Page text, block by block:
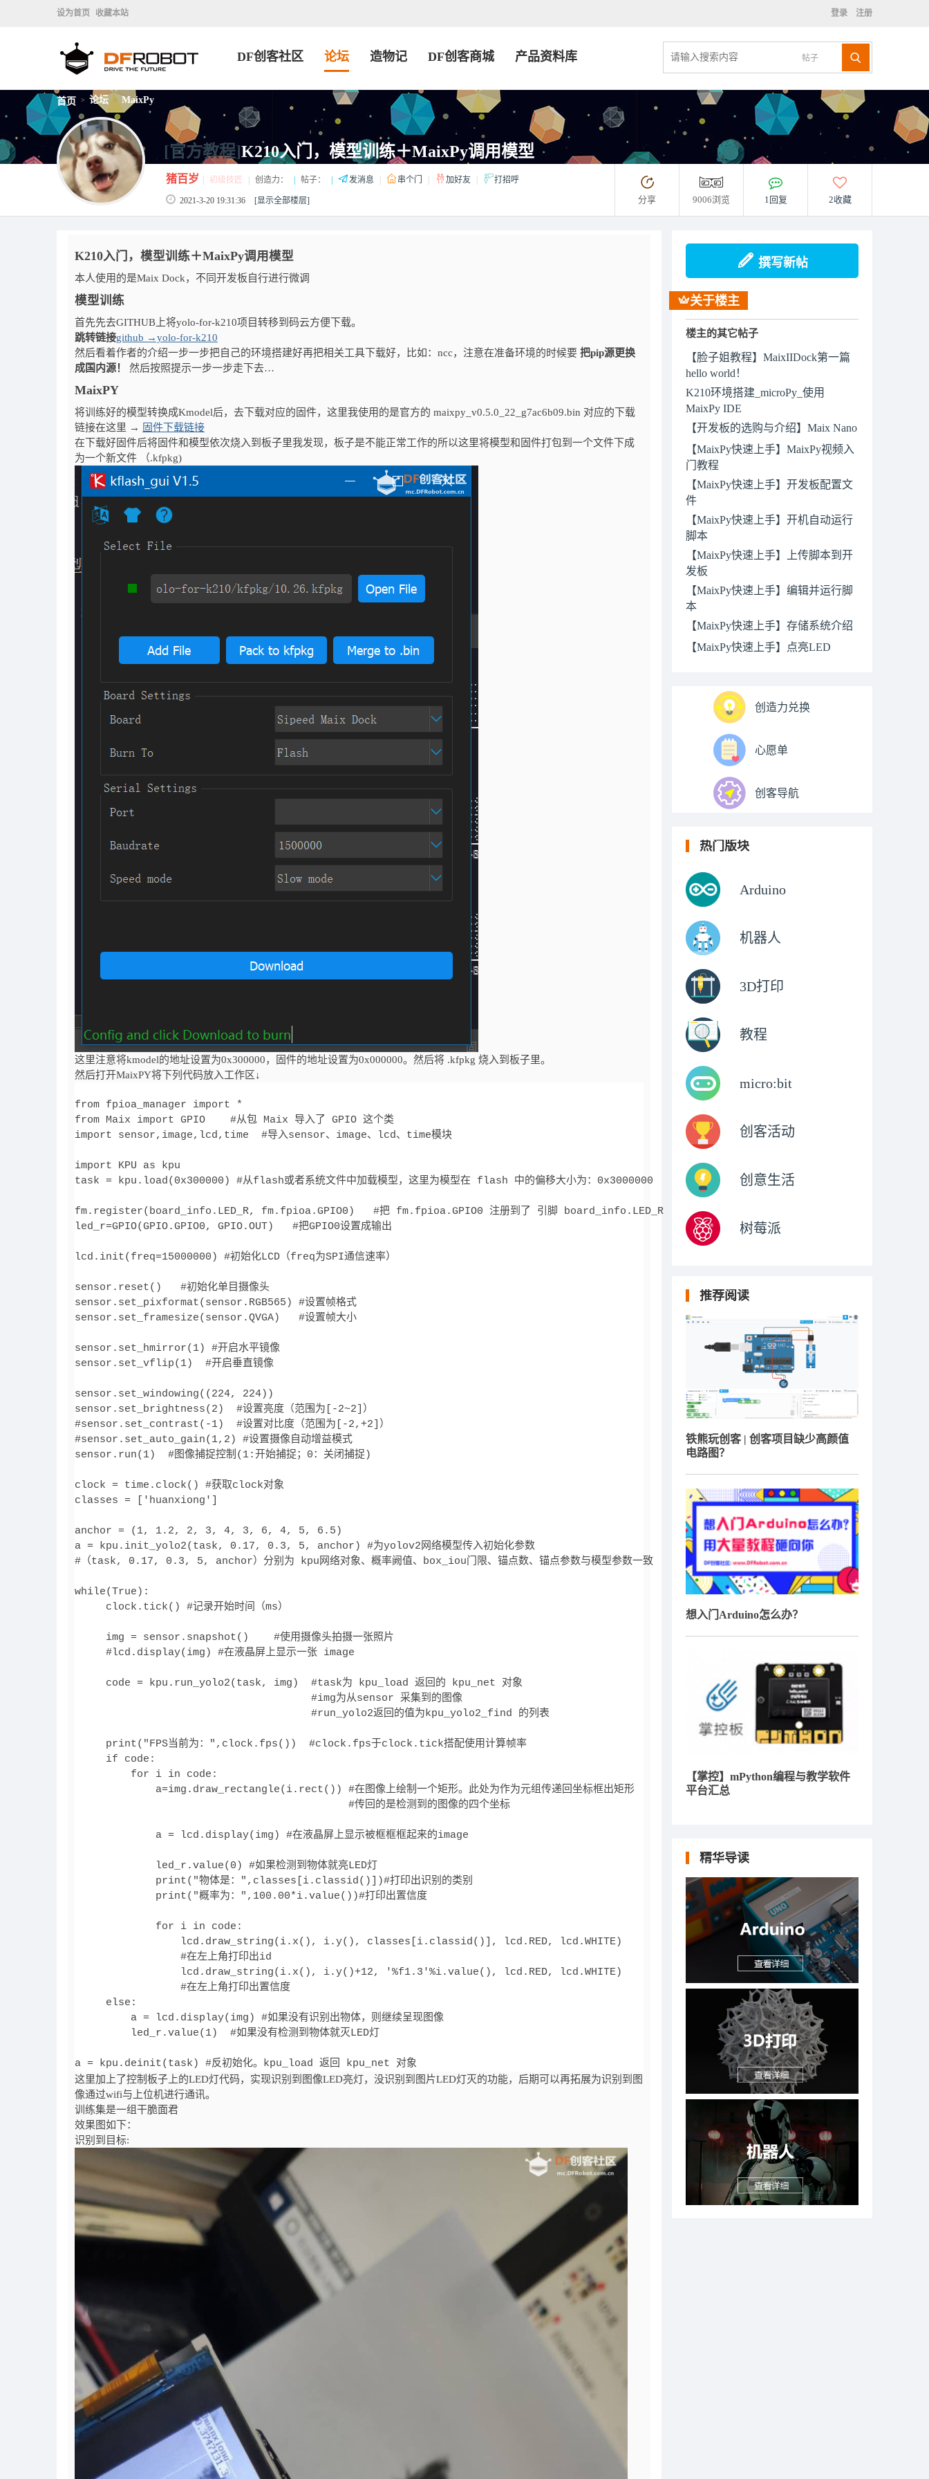
设为首页 收藏本站 登录 注册
帖子
DF创客社区 论坛 造物记 DF创客商城 产品资料库
首页 > 论坛 > MaixPy
[官方教程]K210入门，模型训练＋MaixPy调用模型
猪百岁 初级技匠 创造力： 帖子： 发消息 串个门 加好友 打招呼
2021-3-20 19:31:36 [显示全部楼层] 分享 9006浏览 1回复 2收藏
K210入门，模型训练＋MaixPy调用模型
本人使用的是Maix Dock，不同开发板自行进行微调
模型训练
首先先去GITHUB上将yolo-for-k210项目转移到码云方便下载。
跳转链接github →yolo-for-k210
然后看着作者的介绍一步一步把自己的环境搭建好再把相关工具下载好，比如：ncc，注意在准备环境的时候要 把pip源更换
成国内源！
然后按照提示一步一步走下去…
MaixPY
将训练好的模型转换成Kmodel后，去下载对应的固件，这里我使用的是官方的 maixpy_v0.5.0_22_g7ac6b09.bin 对应的下载
链接在这里 →
固件下载链接
在下载好固件后将固件和模型依次烧入到板子里我发现，板子是不能正常工作的所以这里将模型和固件打包到一个文件下成
为一个新文件 （.kfpkg)
这里注意将kmodel的地址设置为0x300000，固件的地址设置为0x000000。然后将 .kfpkg 烧入到板子里。
然后打开MaixPY将下列代码放入工作区↓
from fpioa_manager import *
from Maix import GPIO    #从包 Maix 导入了 GPIO 这个类
import sensor,image,lcd,time  #导入sensor、image、lcd、time模块
import KPU as kpu
task = kpu.load(0x300000) #从flash或者系统文件中加载模型，这里为模型在 flash 中的偏移大小为：0x3000000
fm.register(board_info.LED_R, fm.fpioa.GPIO0)   #把 fm.fpioa.GPIO0 注册到了 引脚 board_info.LED_R
led_r=GPIO(GPIO.GPIO0, GPIO.OUT)   #把GPIO0设置成输出
lcd.init(freq=15000000) #初始化LCD（freq为SPI通信速率）
sensor.reset()   #初始化单目摄像头
sensor.set_pixformat(sensor.RGB565) #设置帧格式
sensor.set_framesize(sensor.QVGA)   #设置帧大小
sensor.set_hmirror(1) #开启水平镜像
sensor.set_vflip(1)  #开启垂直镜像
sensor.set_windowing((224, 224))
sensor.set_brightness(2)  #设置亮度（范围为[-2~2]）
#sensor.set_contrast(-1)  #设置对比度（范围为[-2,+2]）
#sensor.set_auto_gain(1,2) #设置摄像自动增益模式
sensor.run(1)  #图像捕捉控制(1:开始捕捉；0：关闭捕捉)
clock = time.clock() #获取clock对象
classes = ['huanxiong']
anchor = (1, 1.2, 2, 3, 4, 3, 6, 4, 5, 6.5)
a = kpu.init_yolo2(task, 0.17, 0.3, 5, anchor) #为yolov2网络模型传入初始化参数
#（task, 0.17, 0.3, 5, anchor）分别为 kpu网络对象、概率阙值、box_iou门限、锚点数、锚点参数与模型参数一致
while(True):
clock.tick() #记录开始时间（ms）
img = sensor.snapshot()    #使用摄像头拍摄一张照片
#lcd.display(img) #在液晶屏上显示一张 image
code = kpu.run_yolo2(task, img)  #task为 kpu_load 返回的 kpu_net 对象
#img为从sensor 采集到的图像
#run_yolo2返回的值为kpu_yolo2_find 的列表
print("FPS当前为：",clock.fps())  #clock.fps于clock.tick搭配使用计算帧率
if code:
for i in code:
a=img.draw_rectangle(i.rect()) #在图像上绘制一个矩形。此处为作为元组传递回坐标框出矩形
#传回的是检测到的图像的四个坐标
a = lcd.display(img) #在液晶屏上显示被框框框起来的image
led_r.value(0) #如果检测到物体就亮LED灯
print("物体是：",classes[i.classid()])#打印出识别的类别
print("概率为：",100.00*i.value())#打印出置信度
for i in code:
lcd.draw_string(i.x(), i.y(), classes[i.classid()], lcd.RED, lcd.WHITE)
#在左上角打印出id
lcd.draw_string(i.x(), i.y()+12, '%f1.3'%i.value(), lcd.RED, lcd.WHITE)
#在左上角打印出置信度
else:
a = lcd.display(img) #如果没有识别出物体，则继续呈现图像
led_r.value(1)  #如果没有检测到物体就灭LED灯
a = kpu.deinit(task) #反初始化。kpu_load 返回 kpu_net 对象
这里加上了控制板子上的LED灯代码，实现识别到图像LED亮灯，没识别到图片LED灯灭的功能，后期可以再拓展为识别到图
像通过wifi与上位机进行通讯。
训练集是一组干脆面君
效果图如下：
识别到目标:
撰写新帖
关于楼主
楼主的其它帖子
【脸子姐教程】MaixIIDock第一篇
hello world！
K210环境搭建_microPy_使用
MaixPy IDE
【开发板的选购与介绍】Maix Nano
【MaixPy快速上手】MaixPy视频入
门教程
【MaixPy快速上手】开发板配置文
件
【MaixPy快速上手】开机自动运行
脚本
【MaixPy快速上手】上传脚本到开
发板
【MaixPy快速上手】编辑并运行脚
本
【MaixPy快速上手】存储系统介绍
【MaixPy快速上手】点亮LED
创造力兑换
心愿单
创客导航
热门版块
Arduino
机器人
3D打印
教程
micro:bit
创客活动
创意生活
树莓派
推荐阅读
铁熊玩创客 | 创客项目缺少高颜值
电路图？
想入门Arduino怎么办？
【掌控】mPython编程与教学软件
平台汇总
精华导读